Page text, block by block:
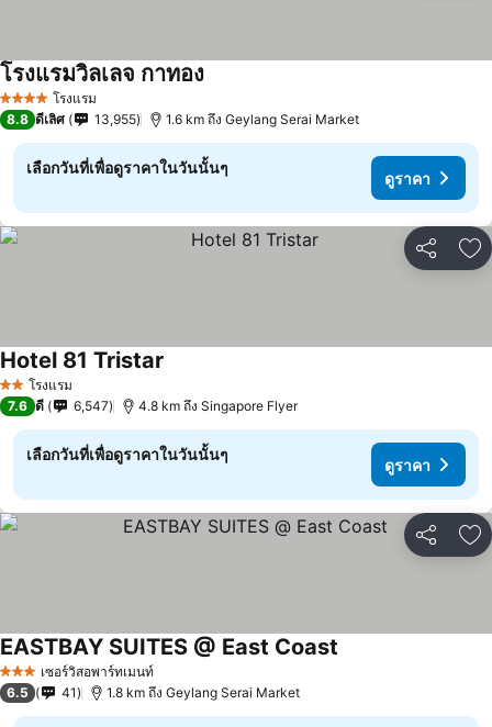
4 ดาว โรงแรม
โรงแรมวิลเลจ กาทอง
8.8 ดีเลิศ 13,955 1.6 km ถึง Geylang Serai Market
เลือกวันที่เพื่อดูราคาในวันนั้นๆ
ดูราคา
แชร์ เ
2 ดาวโรงแรม
Hotel 81 Tristar
7.6 ดี 6,547 4.8 km ถึง Singapore Flyer
เลือกวันที่เพื่อดูราคาในวันนั้นๆ
ดูราคา
แชร์ เ
3 ดาว เซอร์วิสอพาร์ทเมนท์
EASTBAY SUITES @ East Coast
6.5 41 1.8 km ถึง Geylang Serai Market